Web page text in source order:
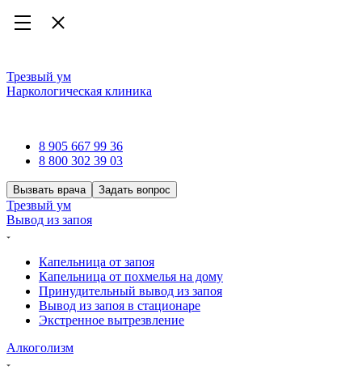
Трезвый ум
Наркологическая клиника
8 905 667 99 36
8 800 302 39 03
Вызвать врача Задать вопрос
Трезвый ум
Вывод из запоя
Капельница от запоя
Капельница от похмелья на дому
Принудительный вывод из запоя
Вывод из запоя в стационаре
Экстренное вытрезвление
Алкоголизм